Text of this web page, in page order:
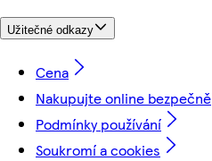
Užitečné odkazy
Cena
Nakupujte online bezpečně
Podmínky používání
Soukromí a cookies